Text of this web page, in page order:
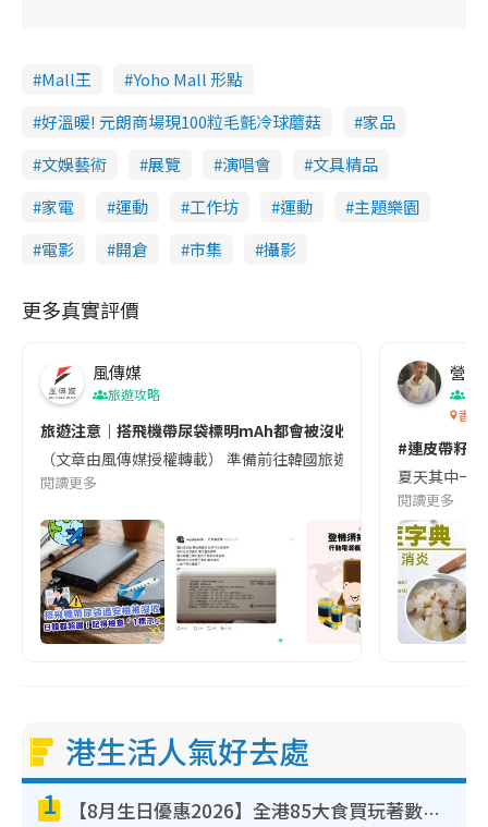
Mall王
Yoho Mall 形點
好溫暖! 元朗商場現100粒毛氈冷球蘑菇
家品
文娛藝術
展覽 演唱會
文具精品
家電
運動 工作坊 運動
主題樂園
電影
開倉 市集 攝影
更多真實評價
風傳媒
旅遊攻略
旅遊注意｜搭飛機帶尿袋標明mAh都會被沒收😱出發前切記檢查
（文章由風傳媒授權轉載） 準備前往韓國旅遊的民眾，近期要
閱讀更多
營養
香港
#連皮帶籽
夏天其中一
閱讀更多
港生活人氣好去處
1 【8月生日優惠2026】全港85大食買玩著數攻略 自助餐/火鍋放題同行免費＋誠品/DONKI送現金券